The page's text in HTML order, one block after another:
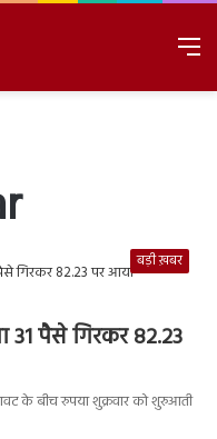
बड़ी ख़बर
पैसे गिरकर 82.23
के बीच रुपया शुक्रवार को शुरुआती